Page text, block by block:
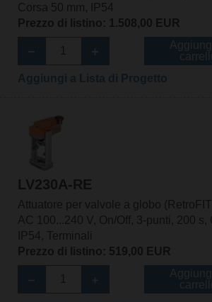
Corsa 50 mm, IP54
Prezzo di listino: 1.508,00 EUR
LV230A-RE
Attuatore per valvole a globo
AC 100...240 V, On/Off, 3-punti, 200 s,
IP54, Terminali
Prezzo di listino: 519,00 EUR